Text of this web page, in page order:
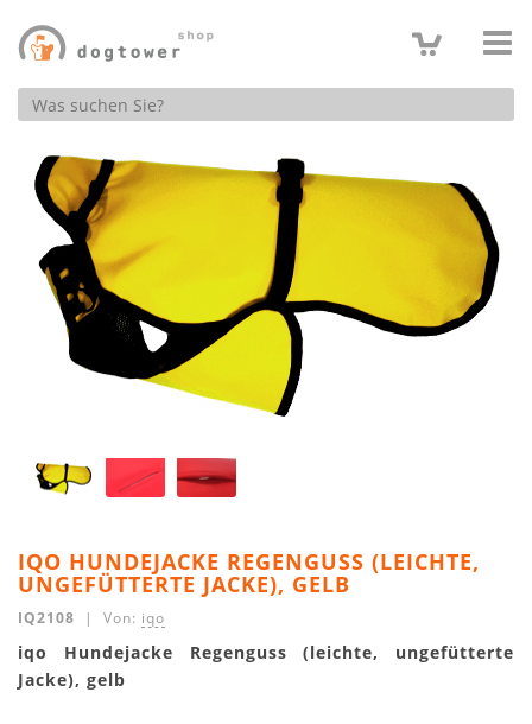
Produktsuche
IQO HUNDEJACKE REGENGUSS (LEICHTE,
UNGEFÜTTERTE JACKE), GELB
IQ2108 | Von: iqo
iqo Hundejacke Regenguss (leichte, ungefütterte
Jacke), gelb